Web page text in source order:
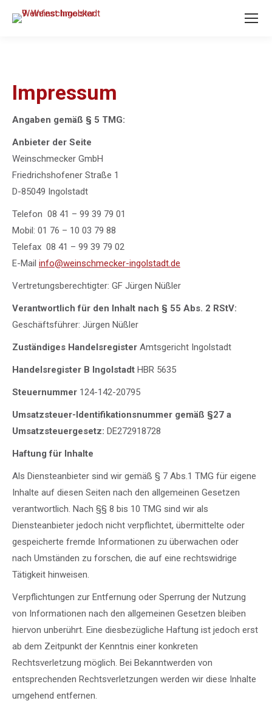
Impressum
Angaben gemäß § 5 TMG:
Anbieter der Seite
Weinschmecker GmbH
Friedrichshofener Straße 1
D-85049 Ingolstadt
Telefon 08 41 – 99 39 79 01
Mobil: 01 76 – 10 03 79 88
Telefax 08 41 – 99 39 79 02
E-Mail info@weinschmecker-ingolstadt.de
Vertretungsberechtigter: GF Jürgen Nüßler
Verantwortlich für den Inhalt nach § 55 Abs. 2 RStV:
Geschäftsführer: Jürgen Nüßler
Zuständiges Handelsregister Amtsgericht Ingolstadt
Handelsregister B Ingolstadt HBR 5635
Steuernummer 124-142-20795
Umsatzsteuer-Identifikationsnummer gemäß §27 a
Umsatzsteuergesetz: DE272918728
Haftung für Inhalte
Als Diensteanbieter sind wir gemäß § 7 Abs.1 TMG für eigene
Inhalte auf diesen Seiten nach den allgemeinen Gesetzen
verantwortlich. Nach §§ 8 bis 10 TMG sind wir als
Diensteanbieter jedoch nicht verpflichtet, übermittelte oder
gespeicherte fremde Informationen zu überwachen oder
nach Umständen zu forschen, die auf eine rechtswidrige
Tätigkeit hinweisen.
Verpflichtungen zur Entfernung oder Sperrung der Nutzung
von Informationen nach den allgemeinen Gesetzen bleiben
hiervon unberührt. Eine diesbezügliche Haftung ist jedoch erst
ab dem Zeitpunkt der Kenntnis einer konkreten
Rechtsverletzung möglich. Bei Bekanntwerden von
entsprechenden Rechtsverletzungen werden wir diese Inhalte
umgehend entfernen.